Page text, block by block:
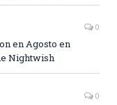
0
en Agosto en
Nightwish
0